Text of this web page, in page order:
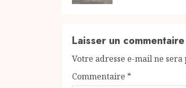
Laisser un commentaire
Votre adresse e-mail ne sera
Commentaire *